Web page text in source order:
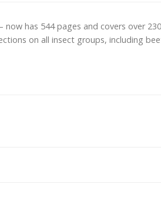
has 544 pages and covers over
on all insect groups, including